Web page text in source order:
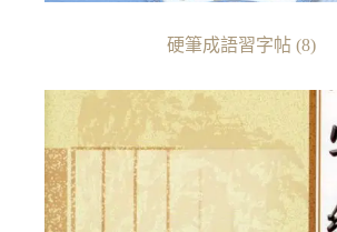
硬筆成語習字帖(8)